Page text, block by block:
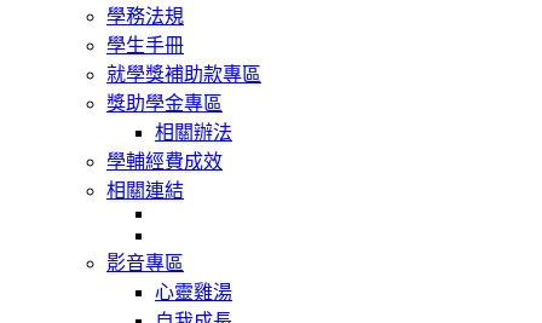
學務法規
學生手冊
就學獎補助款專區
獎助學金專區
相關辦法
學輔經費成效
相關連結
影音專區
心靈雞湯